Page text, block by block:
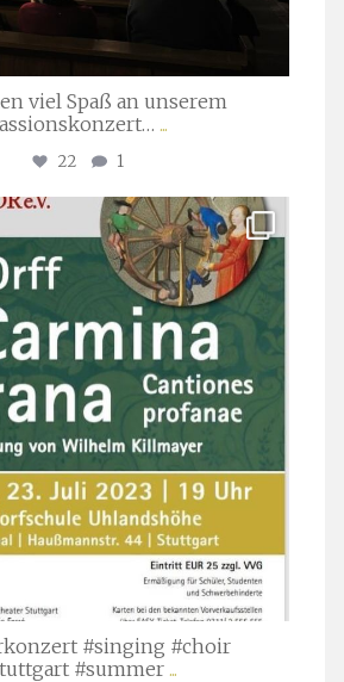
viel Spaß an unserem
...
22 1
stuttgarter_oratorienchor
Juli 22
#singing #choir
#summer...